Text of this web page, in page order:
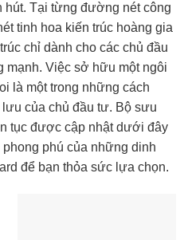
Tại từng đường nét công
tinh hoa kiến trúc hoàng gia
chỉ dành cho các chủ đầu
mạnh. Việc sở hữu một ngôi
là một trong những cách
của chủ đầu tư. Bộ sưu
tục được cập nhật dưới đây
phú của những dinh
để bạn thỏa sức lựa chọn.